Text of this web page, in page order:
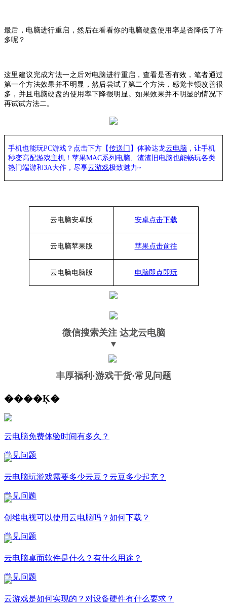
最后，电脑进行重启，然后在看看你的电脑硬盘使用率是否降低了许
多呢？
这里建议完成方法一之后对电脑进行重启，查看是否有效，笔者通过
第一个方法效果并不明显，然后尝试了第二个方法，感觉卡顿改善很
多，并且电脑硬盘的使用率下降很明显。如果效果并不明显的情况下
再试试方法二。
手机也能玩PC游戏？点击下方【传送门 】体验达龙云电脑 ，让手机
秒变高配游戏主机 ！苹果MAC系列电脑、渣渣旧电脑也能畅玩各类
热门端游和3A大作， 尽享云游戏极致魅力~
云电脑安卓版 安卓点击下载
云电脑苹果版 苹果点击前往
云电脑电脑版 电脑即点即玩
微信搜索关注 达龙云电脑
▼
丰厚福利 ·游戏干货·常见问题
����Ķ�
云电脑免费体验时间有多久？
常见问题
云电脑玩游戏需要多少云豆？云豆多少起充？
常见问题
创维电视可以使用云电脑吗？如何下载？
常见问题
云电脑桌面软件是什么？有什么用途？
常见问题
云游戏是如何实现的？对设备硬件有什么要求？